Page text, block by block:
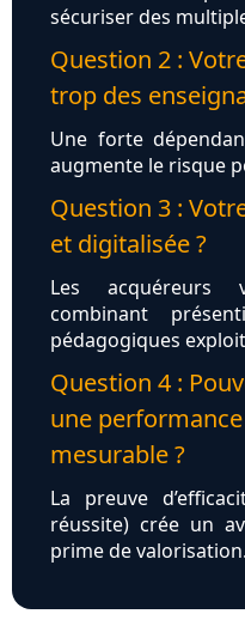
sécuriser des
Question 2 :
trop des
Une forte
augmente le risque
Question 3 :
et digitalisée ?
Les acquéreurs
combinant
pédagogiques
Question 4 :
une
mesurable ?
La preuve
réussite) crée un
prime de valorisation.